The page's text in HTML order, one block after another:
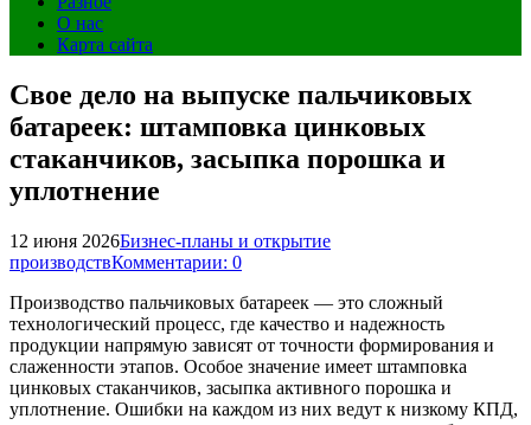
О нас
Карта сайта
Свое дело на выпуске пальчиковых
батареек: штамповка цинковых
стаканчиков, засыпка порошка и
уплотнение
12 июня 2026Бизнес-планы и открытие
производствКомментарии: 0
Производство пальчиковых батареек — это сложный
технологический процесс, где качество и надежность
продукции напрямую зависят от точности формирования и
слаженности этапов. Особое значение имеет штамповка
цинковых стаканчиков, засыпка активного порошка и
уплотнение. Ошибки на каждом из них ведут к низкому КПД,